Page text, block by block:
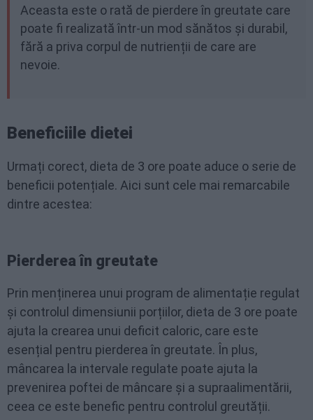
Aceasta este o rată de pierdere în greutate care
poate fi realizată într-un mod sănătos și durabil,
fără a priva corpul de nutrienții de care are
nevoie.
Beneficiile dietei
Urmați corect, dieta de 3 ore poate aduce o serie de
beneficii potențiale. Aici sunt cele mai remarcabile
dintre acestea:
Pierderea în greutate
Prin menținerea unui program de alimentație regulat
și controlul dimensiunii porțiilor, dieta de 3 ore poate
ajuta la crearea unui deficit caloric, care este
esențial pentru pierderea în greutate. În plus,
mâncarea la intervale regulate poate ajuta la
prevenirea poftei de mâncare și a supraalimentării,
ceea ce este benefic pentru controlul greutății.